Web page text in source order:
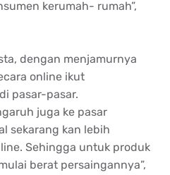
kerumah- rumah”,
dengan menjamurnya
online ikut
pasar-pasar.
juga ke pasar
sekarang kan lebih
Sehingga untuk produk
berat persaingannya”,